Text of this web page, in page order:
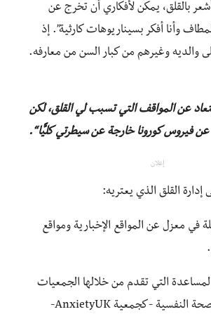
بالقلق، يمكن لأفكاري أن تخرج عن
وأنا أفكر بسيناريوهات كارثية”. إذ
والديه وغيرهم من كبار السن من معارفه.
عن المواقف التي تسبب لي القلق، لكن
عن فيروس كورونا خارجة عن سيطرتي كليًّا “.
إعلان
القلق الذي يعتريه:
في معزل عن المواقع الإخبارية ومواقع
التي تقدم من خلالها الجمعيات
الخيرية المعنية بالصحة النفسية -كجمعية AnxietyUK-